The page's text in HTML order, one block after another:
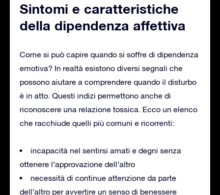
Sintomi e caratteristiche
della dipendenza affettiva
Come si può capire quando si soffre di dipendenza
emotiva? In realtà esistono diversi segnali che
possono aiutare a comprendere quando il disturbo
è in atto. Questi indizi permettono anche di
riconoscere una relazione tossica. Ecco un elenco
che racchiude quelli più comuni e ricorrenti:
incapacità nel sentirsi amati e degni senza
ottenere l’approvazione dell’altro
necessità di continue attenzione da parte
dell’altro per avvertire un senso di benessere